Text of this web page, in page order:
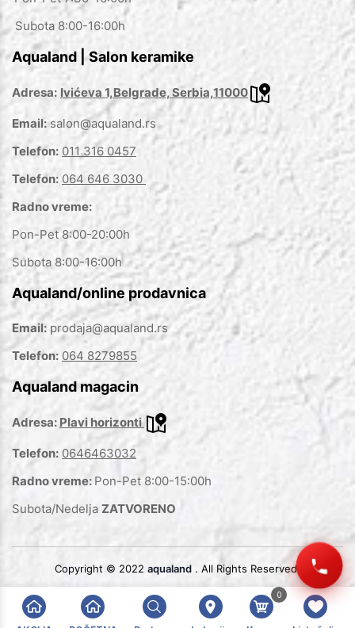
0
Subota 8:00-16:00h
Aqualand | Salon keramike
Adresa: Ivićeva 1,Belgrade, Serbia,11000
Email: salon@aqualand.rs
Telefon: 011 316 0457
Telefon: 064 646 3030
Radno vreme:
Pon-Pet 8:00-20:00h
Subota 8:00-16:00h
Aqualand/online prodavnica
Email: prodaja@aqualand.rs
Telefon: 064 8279855
Aqualand magacin
Adresa: Plavi horizonti
Telefon: 0646463032
Radno vreme: Pon-Pet 8:00-15:00h
Subota/Nedelja ZATVORENO
Copyright © 2022 aqualand . All Rights Reserved.